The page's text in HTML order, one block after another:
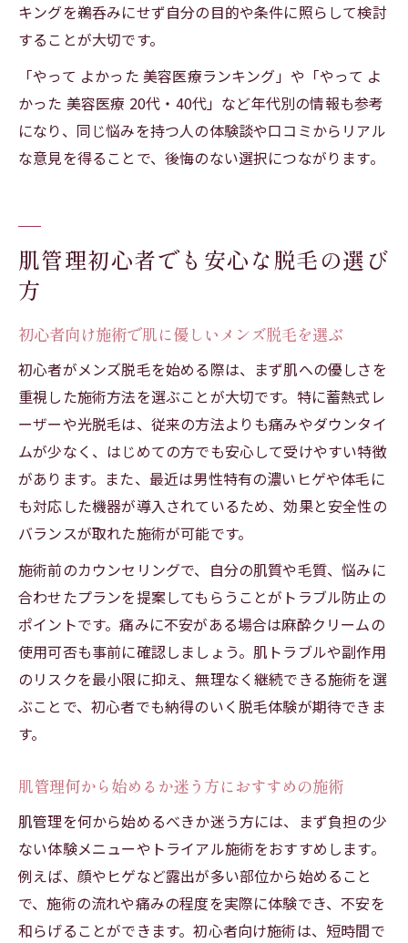
キングを鵜呑みにせず自分の目的や条件に照らして検討
することが大切です。
「やって よかった 美容医療ランキング」や「やって よ
かった 美容医療 20代・40代」など年代別の情報も参考
になり、同じ悩みを持つ人の体験談や口コミからリアル
な意見を得ることで、後悔のない選択につながります。
肌管理初心者でも安心な脱毛の選び
方
初心者向け施術で肌に優しいメンズ脱毛を選ぶ
初心者がメンズ脱毛を始める際は、まず肌への優しさを
重視した施術方法を選ぶことが大切です。特に蓄熱式レ
ーザーや光脱毛は、従来の方法よりも痛みやダウンタイ
ムが少なく、はじめての方でも安心して受けやすい特徴
があります。また、最近は男性特有の濃いヒゲや体毛に
も対応した機器が導入されているため、効果と安全性の
バランスが取れた施術が可能です。
施術前のカウンセリングで、自分の肌質や毛質、悩みに
合わせたプランを提案してもらうことがトラブル防止の
ポイントです。痛みに不安がある場合は麻酔クリームの
使用可否も事前に確認しましょう。肌トラブルや副作用
のリスクを最小限に抑え、無理なく継続できる施術を選
ぶことで、初心者でも納得のいく脱毛体験が期待できま
す。
肌管理何から始めるか迷う方におすすめの施術
肌管理を何から始めるべきか迷う方には、まず負担の少
ない体験メニューやトライアル施術をおすすめします。
例えば、顔やヒゲなど露出が多い部位から始めること
で、施術の流れや痛みの程度を実際に体験でき、不安を
和らげることができます。初心者向け施術は、短時間で